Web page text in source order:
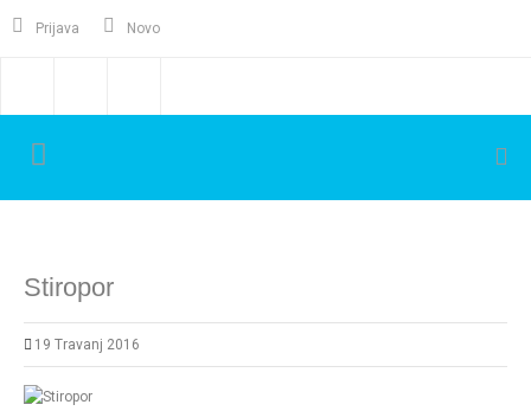
Prijava Novo
Stiropor
19 Travanj 2016